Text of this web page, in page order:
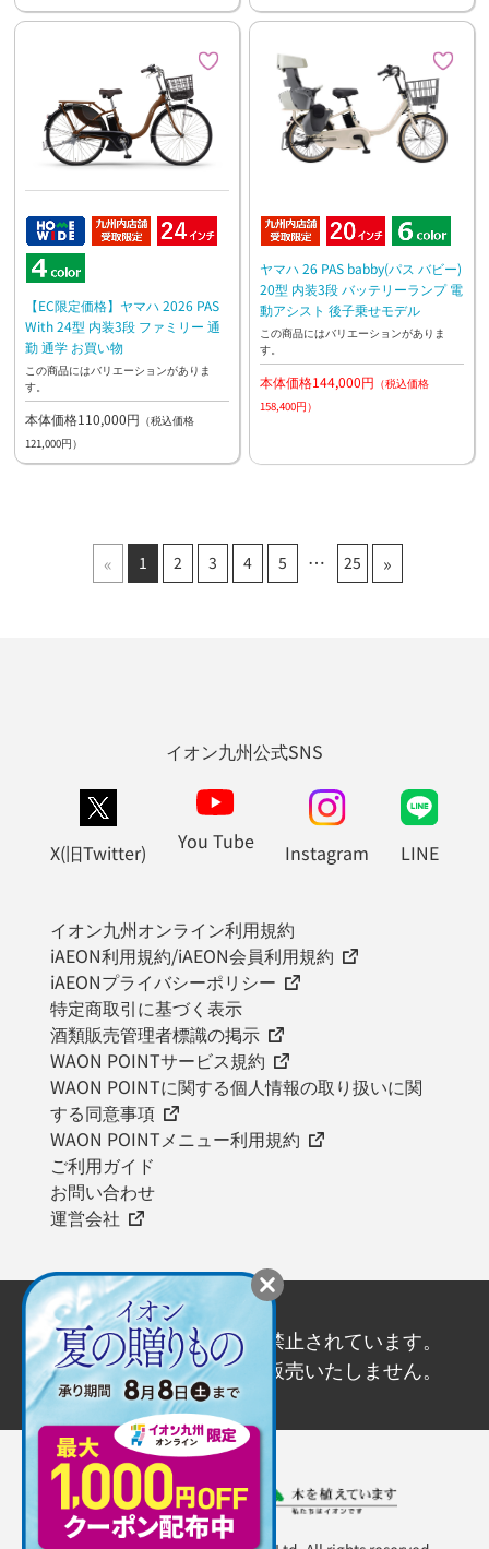
【EC限定価格】ヤマハ 2026 PAS
With 24型 内装3段 ファミリー 通
勤 通学 お買い物
この商品にはバリエーションがありま
す。
本体価格110,000円 （税込価格
121,000円）
ヤマハ 26 PAS babby(パス バビー)
20型 内装3段 バッテリーランプ 電
動アシスト 後子乗せモデル
この商品にはバリエーションがありま
す。
本体価格144,000円 （税込価格
158,400円）
« 1 2 3 4 5 25 »
イオン九州公式SNS
X(旧Twitter) You Tube Instagram LINE
イオン九州オンライン利用規約
iAEON利用規約/iAEON会員利用規約
iAEONプライバシーポリシー
特定商取引に基づく表示
酒類販売管理者標識の掲示
WAON POINTサービス規約
WAON POINTに関する個人情報の取り扱いに関
する同意事項
WAON POINTメニュー利用規約
ご利用ガイド
お問い合わせ
運営会社
20歳未満の飲酒は法律で禁止されています。
20歳未満の方にはお酒を販売いたしません。